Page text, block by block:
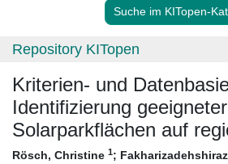
Suche im KITopen-
Repository KITopen
Kriterien- und
Identifizierung geeigneter
Solarparkflächen auf
Rösch, Christine 1;